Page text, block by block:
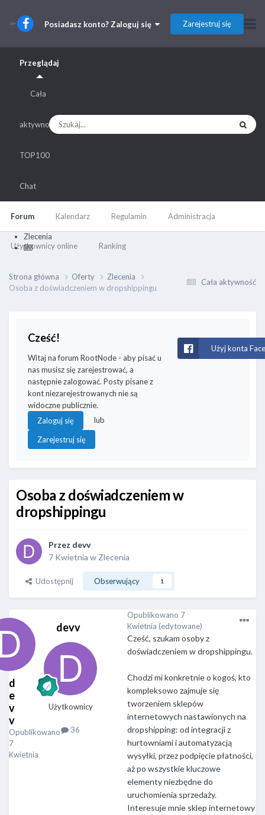
Posiadasz konto? Zaloguj się Zarejestruj się
Przeglądaj
Forum Kalendarz Regulamin Administracja
Użytkownicy online Ranking
Cała
aktywność
TOP100
Chat
Zlecenia
Cała aktywność
Strona główna Oferty
Zlecenia
Osoba z doświadczeniem w dropshippingu
Cześć!
Witaj na forum RootNode - aby pisać u
nas musisz się zarejestrować, a
następnie zalogować. Posty pisane z
kont niezarejestrowanych nie są
widoczne publicznie.
Zaloguj się
lub
Zarejestruj się
Użyj konta
Osoba z doświadczeniem w
dropshippingu
Przez devv
7 Kwietnia w Zlecenia
Udostępnij Obserwujący 1
d
e
v
v
Opublikowano
7
Kwietnia
devv
Użytkownicy
36
Opublikowano 7
Kwietnia (edytowane)
Cześć, szukam osoby z
doświadczeniem w dropshippingu.
Chodzi mi konkretnie o kogoś, kto
kompleksowo zajmuje się
tworzeniem sklepów
internetowych nastawionych na
dropshipping: od integracji z
hurtowniami i automatyzacją
wysyłki, przez podpięcie płatności,
aż po wszystkie kluczowe
elementy niezbędne do
uruchomienia sprzedaży.
Interesuje mnie sklep internetowy